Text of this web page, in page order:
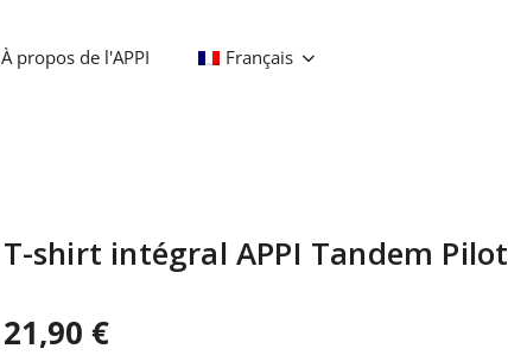
À propos de l'APPI Français
T-shirt intégral APPI Tandem Pilot
21,90 €